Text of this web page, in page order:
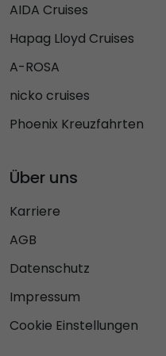
AIDA Cruises
Hapag Lloyd Cruises
A-ROSA
nicko cruises
Phoenix Kreuzfahrten
Über uns
Karriere
AGB
Datenschutz
Impressum
Cookie Einstellungen